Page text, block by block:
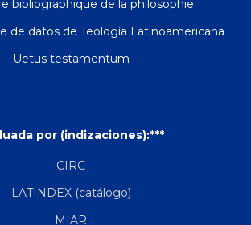
bibliographique de la philosophie
de datos de Teología Latinoamericana
Uetus testamentum
por (indizaciones):***
CIRC
LATINDEX (catálogo)
MIAR